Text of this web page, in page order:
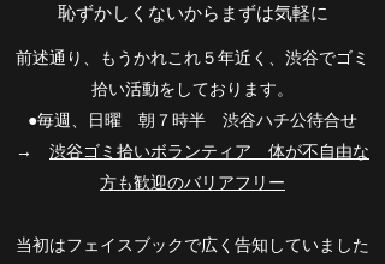
恥ずかしくないから​まずは気軽に
前述通り、もうかれこれ５年近く、渋谷でゴミ
拾い活動をしております。
●毎週、日曜 朝７時半 渋谷ハチ公待合せ
​​→ 渋谷ゴミ拾いボランティア 体が不自由な
方も歓迎のバリアフリー
当初はフェイスブックで広く告知していました